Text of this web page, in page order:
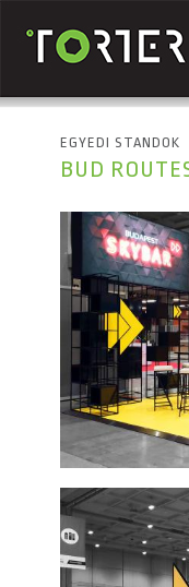
Ugrás a tartalomra
EGYEDI STANDOK
BUD